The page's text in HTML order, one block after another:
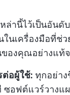
ล่านี้ไว้เป็นอันดั
นเครื่องมือที่ช่ว
องคุณอย่างแท้
ต่อผู้ใช้: ทุกอย่า
ซอฟต์แวร์วางแ